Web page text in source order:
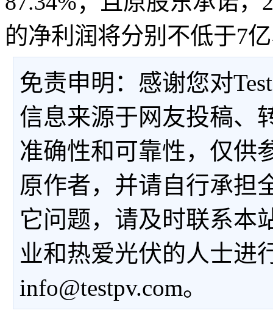
的净利润将分别不低于7
免责申明：感谢您对
信息来源于网友投稿、
准确性和可靠性，仅供
原作者，并请自行承担
它问题，请及时联系本
业和热爱光伏的人士进
info@testpv.com。